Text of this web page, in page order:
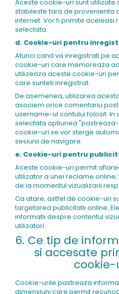
Aceste cookie-uri sunt utilizate
stabileste tara de provenienta
internet. Vor fi primite
selectata.
d. Cookie-uri pentru
Atunci cand va inregistrati pe
cookie-uri care memoreaza
utilizeaza aceste cookie-uri
care sunteti inregistrat.
De asemenea, utilizarea
asociem orice comentariu
username-ul contului folosit. In
selectata optiunea
cookie-uri se vor sterge
sesiunii de navigare.
e. Cookie-uri pentru
Aceste cookie-uri permit
utilizator a unei reclame
de la momentul vizualizarii
Ca atare, astfel de cookie-uri
targetarea publicitatii online.
informatii despre contentul
utilizatori.
6. Ce tip de
si accesate
cookie-
Cookie-urile pastreaza
dimensiuni care permit